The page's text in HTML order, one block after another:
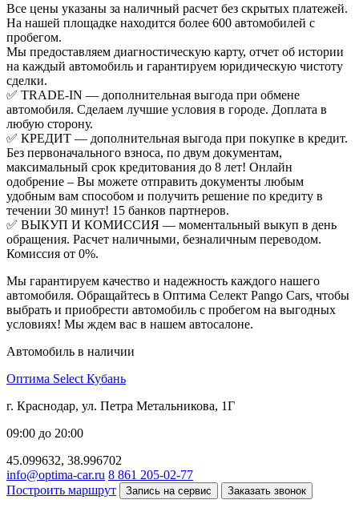
Все цены указаны за наличный расчет без скрытых платежей.
На нашей площадке находится более 600 автомобилей с
пробегом.
Мы предоставляем диагностическую карту, отчет об истории
на каждый автомобиль и гарантируем юридическую чистоту
сделки.
✅ TRADE-IN — дополнительная выгода при обмене
автомобиля. Сделаем лучшие условия в городе. Доплата в
любую сторону.
✅ КРЕДИТ — дополнительная выгода при покупке в кредит.
Без первоначального взноса, по двум документам,
максимальный срок кредитования до 8 лет! Онлайн
одобрение – Вы можете отправить документы любым
удобным вам способом и получить решение по кредиту в
течении 30 минут! 15 банков партнеров.
✅ ВЫКУП И КОМИССИЯ — моментальный выкуп в день
обращения. Расчет наличными, безналичным переводом.
Комиссия от 0%.
Мы гарантируем качество и надежность каждого нашего
автомобиля. Обращайтесь в Оптима Селект Pango Cars, чтобы
выбрать и приобрести автомобиль с пробегом на выгодных
условиях! Мы ждем вас в нашем автосалоне.
Автомобиль в наличии
Оптима Select Кубань
г. Краснодар, ул. Петра Метальникова, 1Г
09:00 до 20:00
45.099632, 38.996702
info@optima-car.ru 8 861 205-02-77
Построить маршрут
Запись на сервис Заказать звонок